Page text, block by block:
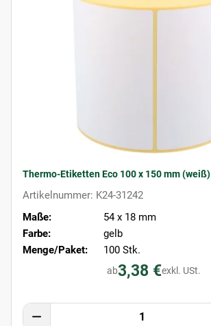
Thermo-Etiketten Eco 100 x 150 mm (weiß)
Artikelnummer: K24-31242
Maße:
54 x 18 mm
Farbe:
gelb
Menge/Paket:
100 Stk.
ab3,38 €exkl. USt.